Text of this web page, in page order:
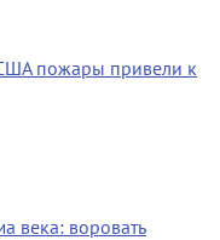
пожары привели к
века: воровать